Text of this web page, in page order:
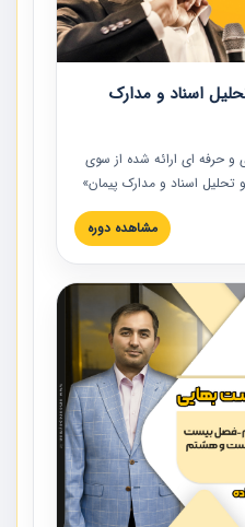
اسناد و مدارک
و حرفه‏ ای ارائه شده از سوی
تحلیل اسناد و مدارک پیمان»
ارائه شد. در این آموزش
پیمان، اولویت بندی اسناد
این خصوص ارائه شده است.
مشاهده دوره